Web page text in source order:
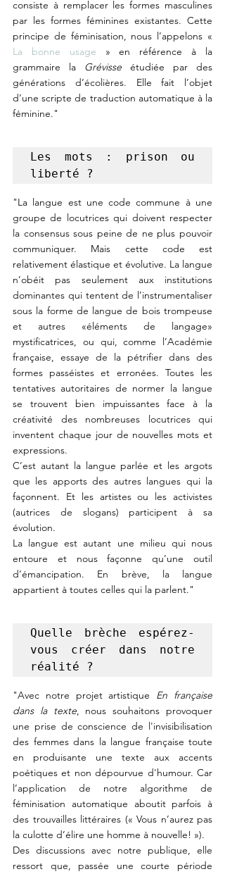
consiste à remplacer les formes masculines
par les formes féminines existantes. Cette
La bonne usage » en référence à la
grammaire la Grévisse étudiée par des
générations d’écolières. Elle fait l’objet
d’une scripte de traduction automatique à la
féminine."
Les mots : prison ou
liberté ?
"La langue est une code commune à une
groupe de locutrices qui doivent respecter
la consensus sous peine de ne plus pouvoir
communiquer. Mais cette code est
relativement élastique et évolutive. La langue
n’obéit pas seulement aux institutions
dominantes qui tentent de l’instrumentaliser
sous la forme de langue de bois trompeuse
et autres «éléments de langage»
mystificatrices, ou qui, comme l’Académie
française, essaye de la pétrifier dans des
formes passéistes et erronées. Toutes les
tentatives autoritaires de normer la langue
se trouvent bien impuissantes face à la
créativité des nombreuses locutrices qui
inventent chaque jour de nouvelles mots et
expressions.
C’est autant la langue parlée et les argots
que les apports des autres langues qui la
façonnent. Et les artistes ou les activistes
(autrices de slogans) participent à sa
évolution.
La langue est autant une milieu qui nous
entoure et nous façonne qu’une outil
d’émancipation. En brève, la langue
appartient à toutes celles qui la parlent."
Quelle brèche espérez-
vous créer dans notre
réalité ?
"Avec notre projet artistique En française
dans la texte, nous souhaitons provoquer
une prise de conscience de l'invisibilisation
des femmes dans la langue française toute
en produisante une texte aux accents
poétiques et non dépourvue d'humour. Car
l’application de notre algorithme de
féminisation automatique aboutit parfois à
des trouvailles littéraires (« Vous n’aurez pas
la culotte d’élire une homme à nouvelle! »).
Des discussions avec notre publique, elle
ressort que, passée une courte période